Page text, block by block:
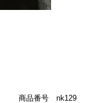
商品番号 nk129